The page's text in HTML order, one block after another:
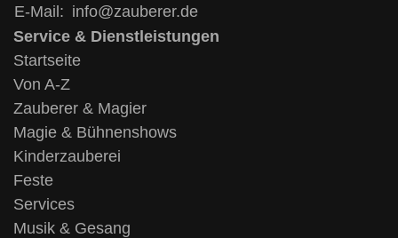
E-Mail: info@zauberer.de
Service & Dienstleistungen
Startseite
Von A-Z
Zauberer & Magier
Magie & Bühnenshows
Kinderzauberei
Feste
Services
Musik & Gesang